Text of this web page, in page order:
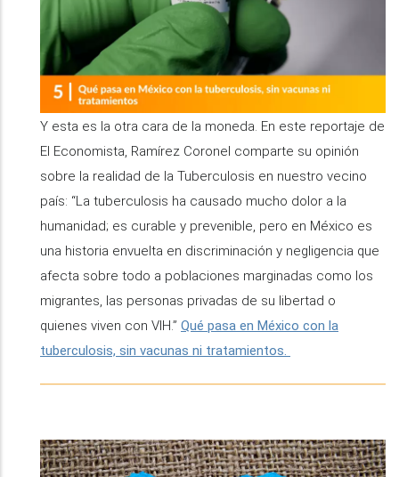
Y esta es la otra cara de la moneda. En este reportaje de
El Economista, Ramírez Coronel comparte su opinión
sobre la realidad de la Tuberculosis en nuestro vecino
país: “La tuberculosis ha causado mucho dolor a la
humanidad; es curable y prevenible, pero en México es
una historia envuelta en discriminación y negligencia que
afecta sobre todo a poblaciones marginadas como los
migrantes, las personas privadas de su libertad o
quienes viven con VIH.” Qué pasa en México con la
tuberculosis, sin vacunas ni tratamientos.